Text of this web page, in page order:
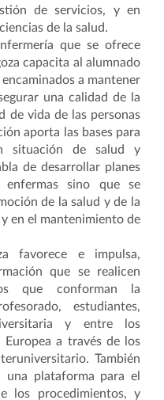
de servicios, y en
de la salud.
que se ofrece
capacita al alumnado
a mantener
una calidad de la
de vida de las personas
aporta las bases para
situación de salud y
de desarrollar planes
enfermas sino que se
de la salud y de la
en el mantenimiento de
favorece e impulsa,
que se realicen
que conforman la
estudiantes,
y entre los
a través de los
También
plataforma para el
los procedimientos, y